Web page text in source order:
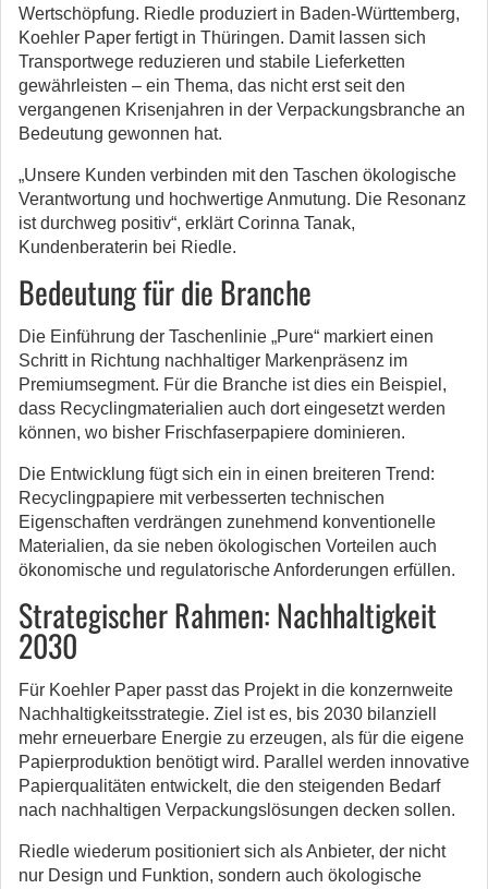
Wertschöpfung. Riedle produziert in Baden-Württemberg,
Koehler Paper fertigt in Thüringen. Damit lassen sich
Transportwege reduzieren und stabile Lieferketten
gewährleisten – ein Thema, das nicht erst seit den
vergangenen Krisenjahren in der Verpackungsbranche an
Bedeutung gewonnen hat.
„Unsere Kunden verbinden mit den Taschen ökologische
Verantwortung und hochwertige Anmutung. Die Resonanz
ist durchweg positiv“, erklärt Corinna Tanak,
Kundenberaterin bei Riedle.
Bedeutung für die Branche
Die Einführung der Taschenlinie „Pure“ markiert einen
Schritt in Richtung nachhaltiger Markenpräsenz im
Premiumsegment. Für die Branche ist dies ein Beispiel,
dass Recyclingmaterialien auch dort eingesetzt werden
können, wo bisher Frischfaserpapiere dominieren.
Die Entwicklung fügt sich ein in einen breiteren Trend:
Recyclingpapiere mit verbesserten technischen
Eigenschaften verdrängen zunehmend konventionelle
Materialien, da sie neben ökologischen Vorteilen auch
ökonomische und regulatorische Anforderungen erfüllen.
Strategischer Rahmen: Nachhaltigkeit
2030
Für Koehler Paper passt das Projekt in die konzernweite
Nachhaltigkeitsstrategie. Ziel ist es, bis 2030 bilanziell
mehr erneuerbare Energie zu erzeugen, als für die eigene
Papierproduktion benötigt wird. Parallel werden innovative
Papierqualitäten entwickelt, die den steigenden Bedarf
nach nachhaltigen Verpackungslösungen decken sollen.
Riedle wiederum positioniert sich als Anbieter, der nicht
nur Design und Funktion, sondern auch ökologische